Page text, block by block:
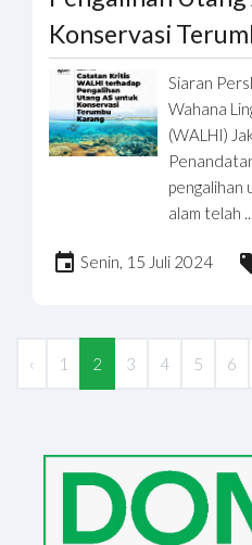
Konservasi
Siaran
Wahana
(WALHI)
pengalihan
alam telah ...
Senin, 15 Juli 2024
‹ 1 2 3 4 5 6